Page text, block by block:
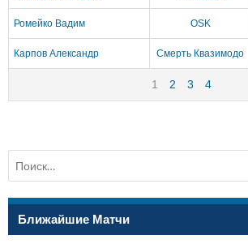
Ромейко Вадим OSK
Карпов Александр Смерть Квазимодо
1 2 3 4
Ближайшие Матчи